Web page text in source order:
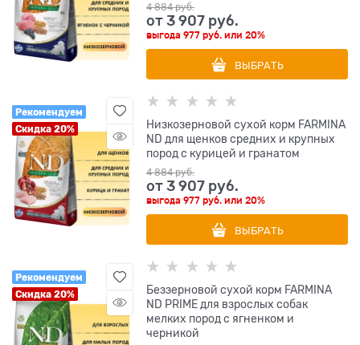
4 884 руб.
от3 907 руб.
выгода977 руб. или20%
ВЫБРАТЬ
Рекомендуем
Скидка 20%
Низкозерновой cухой корм FARMINA
ND для щенков средних и крупных
пород с курицей и гранатом
4 884 руб.
от3 907 руб.
выгода977 руб. или20%
ВЫБРАТЬ
Рекомендуем
Скидка 20%
Беззерновой cухой корм FARMINA
ND PRIME для взрослых собак
мелких пород с ягненком и
черникой